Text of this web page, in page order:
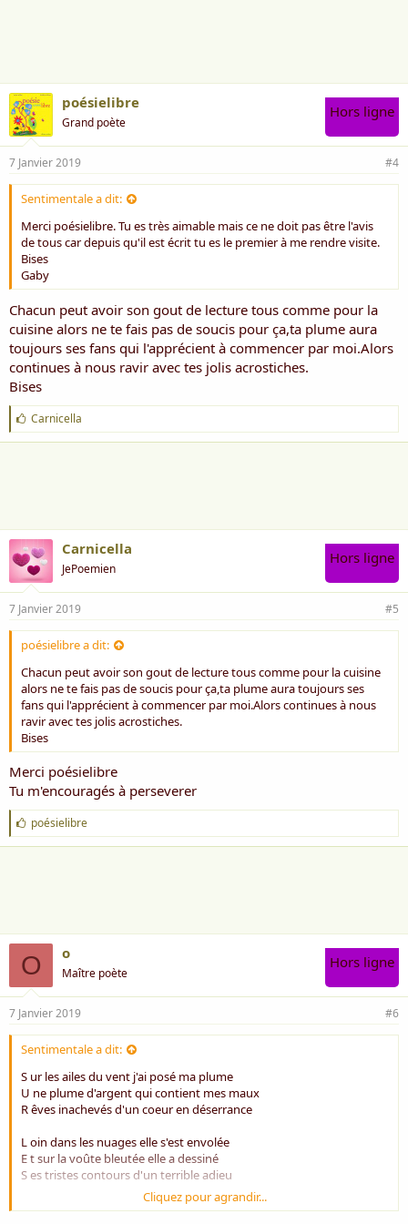
poésielibre
Grand poète
Hors ligne
7 Janvier 2019 #4
Sentimentale a dit:
Merci poésielibre. Tu es très aimable mais ce ne doit pas être l'avis
de tous car depuis qu'il est écrit tu es le premier à me rendre visite.
Bises
Gaby
Chacun peut avoir son gout de lecture tous comme pour la
cuisine alors ne te fais pas de soucis pour ça,ta plume aura
toujours ses fans qui l'apprécient à commencer par moi.Alors
continues à nous ravir avec tes jolis acrostiches.
Bises
J
'
a
Carnicella
Carnicella
JePoemien
Hors ligne
7 Janvier 2019 #5
poésielibre a dit:
Chacun peut avoir son gout de lecture tous comme pour la cuisine
alors ne te fais pas de soucis pour ça,ta plume aura toujours ses
fans qui l'apprécient à commencer par moi.Alors continues à nous
ravir avec tes jolis acrostiches.
Bises
Merci poésielibre
Tu m'encouragés à perseverer
J
'
a
poésielibre
O o
Maître poète
Hors ligne
7 Janvier 2019 #6
Sentimentale a dit:
S ur les ailes du vent j'ai posé ma plume
U ne plume d'argent qui contient mes maux
R êves inachevés d'un coeur en déserrance
L oin dans les nuages elle s'est envolée
E t sur la voûte bleutée elle a dessiné
S es tristes contours d'un terrible adieu
A vec nostalgie j'ai déposé quelques mots
Cliquez pour agrandir...